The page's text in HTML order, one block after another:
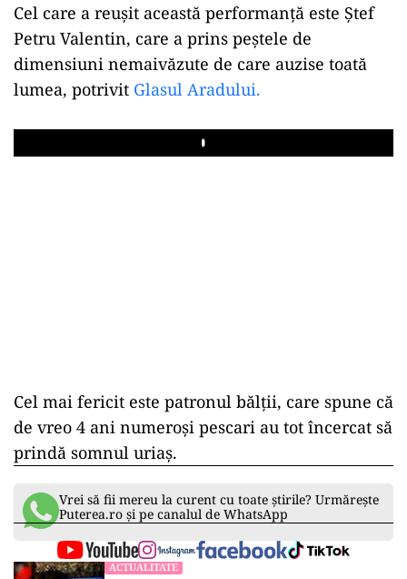
Cel care a reușit această performanță este Ștef
Petru Valentin, care a prins peștele de
dimensiuni nemaivăzute de care auzise toată
lumea, potrivit Glasul Aradului.
Play
Cel mai fericit este patronul bălții, care spune că
de vreo 4 ani numeroși pescari au tot încercat să
prindă somnul uriaș.
Vrei să fii mereu la curent cu toate știrile? Urmărește
Puterea.ro și pe canalul de WhatsApp
ACTUALITATE